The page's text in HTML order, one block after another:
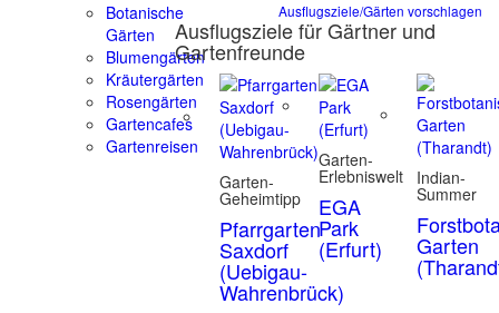
Botanische
Gärten
Blumengärten
Kräutergärten
Rosengärten
Gartencafes
Gartenreisen
Ausflugsziele/Gärten vorschlagen
Ausflugsziele für Gärtner und
Gartenfreunde
Garten-
Geheimtipp
Pfarrgarten
Saxdorf
(Uebigau-
Wahrenbrück)
Garten-
Erlebniswelt
EGA
Park
(Erfurt)
Indian-
Summer
Garten